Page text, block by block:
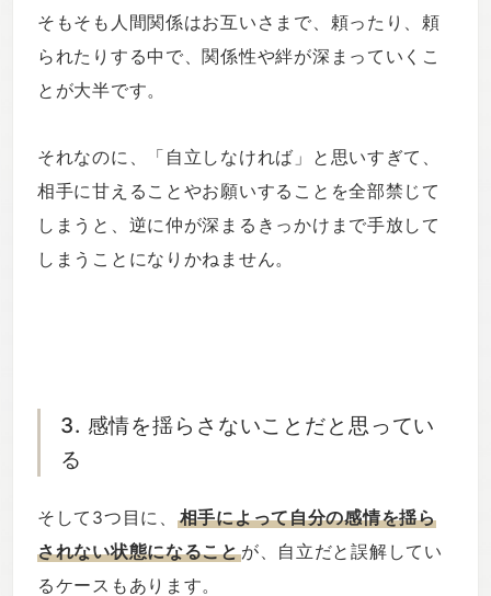
そもそも人間関係はお互いさまで、頼ったり、頼
られたりする中で、関係性や絆が深まっていくこ
とが大半です。
それなのに、「自立しなければ」と思いすぎて、
相手に甘えることやお願いすることを全部禁じて
しまうと、逆に仲が深まるきっかけまで手放して
しまうことになりかねません。
3. 感情を揺らさないことだと思ってい
る
そして3つ目に、 相手によって自分の感情を揺ら
されない状態になることが、自立だと誤解してい
るケースもあります。